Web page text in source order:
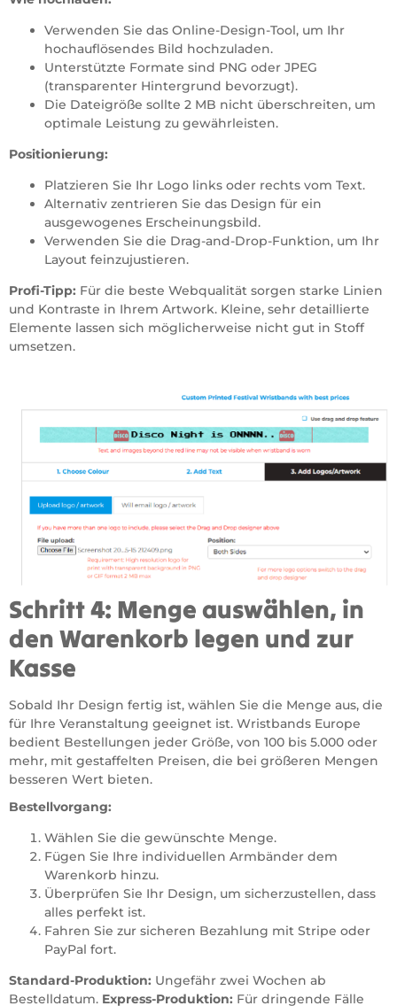
Verwenden Sie das Online-Design-Tool, um Ihr
hochauflösendes Bild hochzuladen.
Unterstützte Formate sind PNG oder JPEG
(transparenter Hintergrund bevorzugt).
Die Dateigröße sollte 2 MB nicht überschreiten, um
optimale Leistung zu gewährleisten.
Positionierung:
Platzieren Sie Ihr Logo links oder rechts vom Text.
Alternativ zentrieren Sie das Design für ein
ausgewogenes Erscheinungsbild.
Verwenden Sie die Drag-and-Drop-Funktion, um Ihr
Layout feinzujustieren.
Profi-Tipp: Für die beste Webqualität sorgen starke Linien
und Kontraste in Ihrem Artwork. Kleine, sehr detaillierte
Elemente lassen sich möglicherweise nicht gut in Stoff
umsetzen.
Schritt 4: Menge auswählen, in
den Warenkorb legen und zur
Kasse
Sobald Ihr Design fertig ist, wählen Sie die Menge aus, die
für Ihre Veranstaltung geeignet ist. Wristbands Europe
bedient Bestellungen jeder Größe, von 100 bis 5.000 oder
mehr, mit gestaffelten Preisen, die bei größeren Mengen
besseren Wert bieten.
Bestellvorgang:
Wählen Sie die gewünschte Menge.
Fügen Sie Ihre individuellen Armbänder dem
Warenkorb hinzu.
Überprüfen Sie Ihr Design, um sicherzustellen, dass
alles perfekt ist.
Fahren Sie zur sicheren Bezahlung mit Stripe oder
PayPal fort.
Standard-Produktion: Ungefähr zwei Wochen ab
Bestelldatum. Express-Produktion: Für dringende Fälle